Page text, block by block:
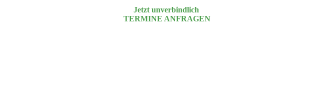
Jetzt unverbindlich
TERMINE ANFRAGEN